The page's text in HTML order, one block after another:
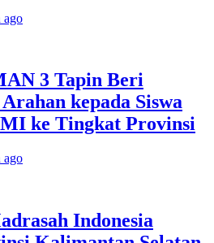
ago
3 Tapin Beri
kepada Siswa
ke Tingkat Provinsi
ago
Indonesia